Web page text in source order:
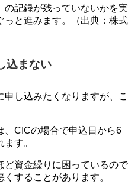
記録が残っていないかを実
っと進みます。（出典：株式
込まない
し込みたくなりますが、こ
、CICの場合で申込日から6
す。
ど資金繰りに困っているので
することがあります。